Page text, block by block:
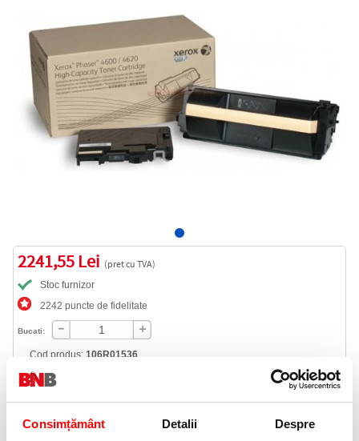
Consimțământ Detalii Despre
2241,55 Lei (pret cu TVA)
Stoc furnizor
2242 puncte de fidelitate
Bucati:
Cod produs: 106R01536